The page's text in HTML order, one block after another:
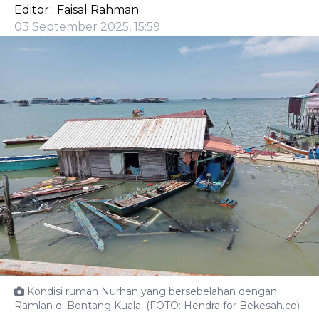
Editor : Faisal Rahman
03 September 2025, 15:59
Kondisi rumah Nurhan yang bersebelahan dengan
Ramlan di Bontang Kuala. (FOTO: Hendra for Bekesah.co)